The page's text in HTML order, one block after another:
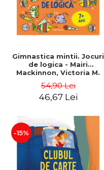
Gimnastica mintii. Jocuri
de logica - Mairi
Mackinnon, Victoria M.
54,90 Lei
46,67 Lei
-15%